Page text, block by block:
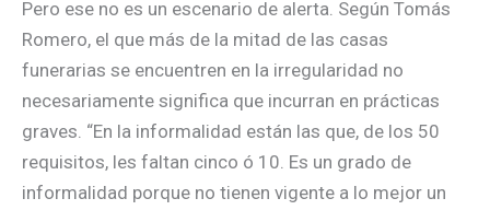
Pero ese no es un escenario de alerta. Según Tomás
Romero, el que más de la mitad de las casas
funerarias se encuentren en la irregularidad no
necesariamente significa que incurran en prácticas
graves. “En la informalidad están las que, de los 50
requisitos, les faltan cinco ó 10. Es un grado de
informalidad porque no tienen vigente a lo mejor un